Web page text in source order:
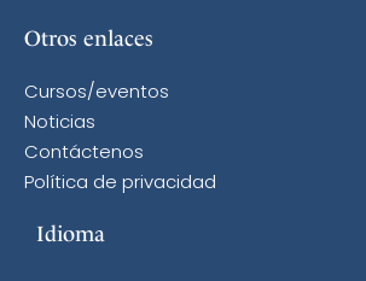
Otros enlaces
Cursos/eventos
Noticias
Contáctenos
Política de privacidad
Idioma